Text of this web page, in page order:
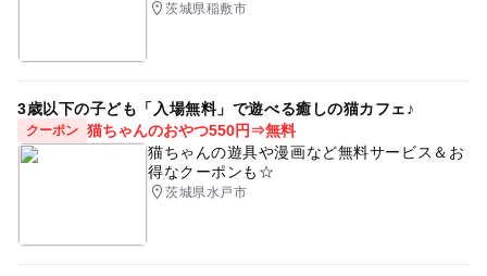
茨城県稲敷市
3歳以下の子ども「入場無料」で遊べる癒しの猫カフェ♪
クーポン 猫ちゃんのおやつ550円⇒無料
猫ちゃんの遊具や漫画など無料サービス＆お
得なクーポンも☆
茨城県水戸市